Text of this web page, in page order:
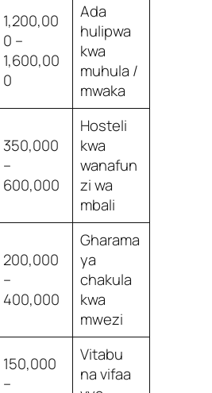
1,200,00
0 –
1,600,00
0
Ada
hulipwa
kwa
muhula /
mwaka
350,000
–
600,000
Hosteli
kwa
wanafun
zi wa
mbali
200,000
–
400,000
Gharama
ya
chakula
kwa
mwezi
150,000
–
Vitabu
na vifaa